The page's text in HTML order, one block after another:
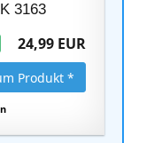
3163
24,99 EUR
Produkt *